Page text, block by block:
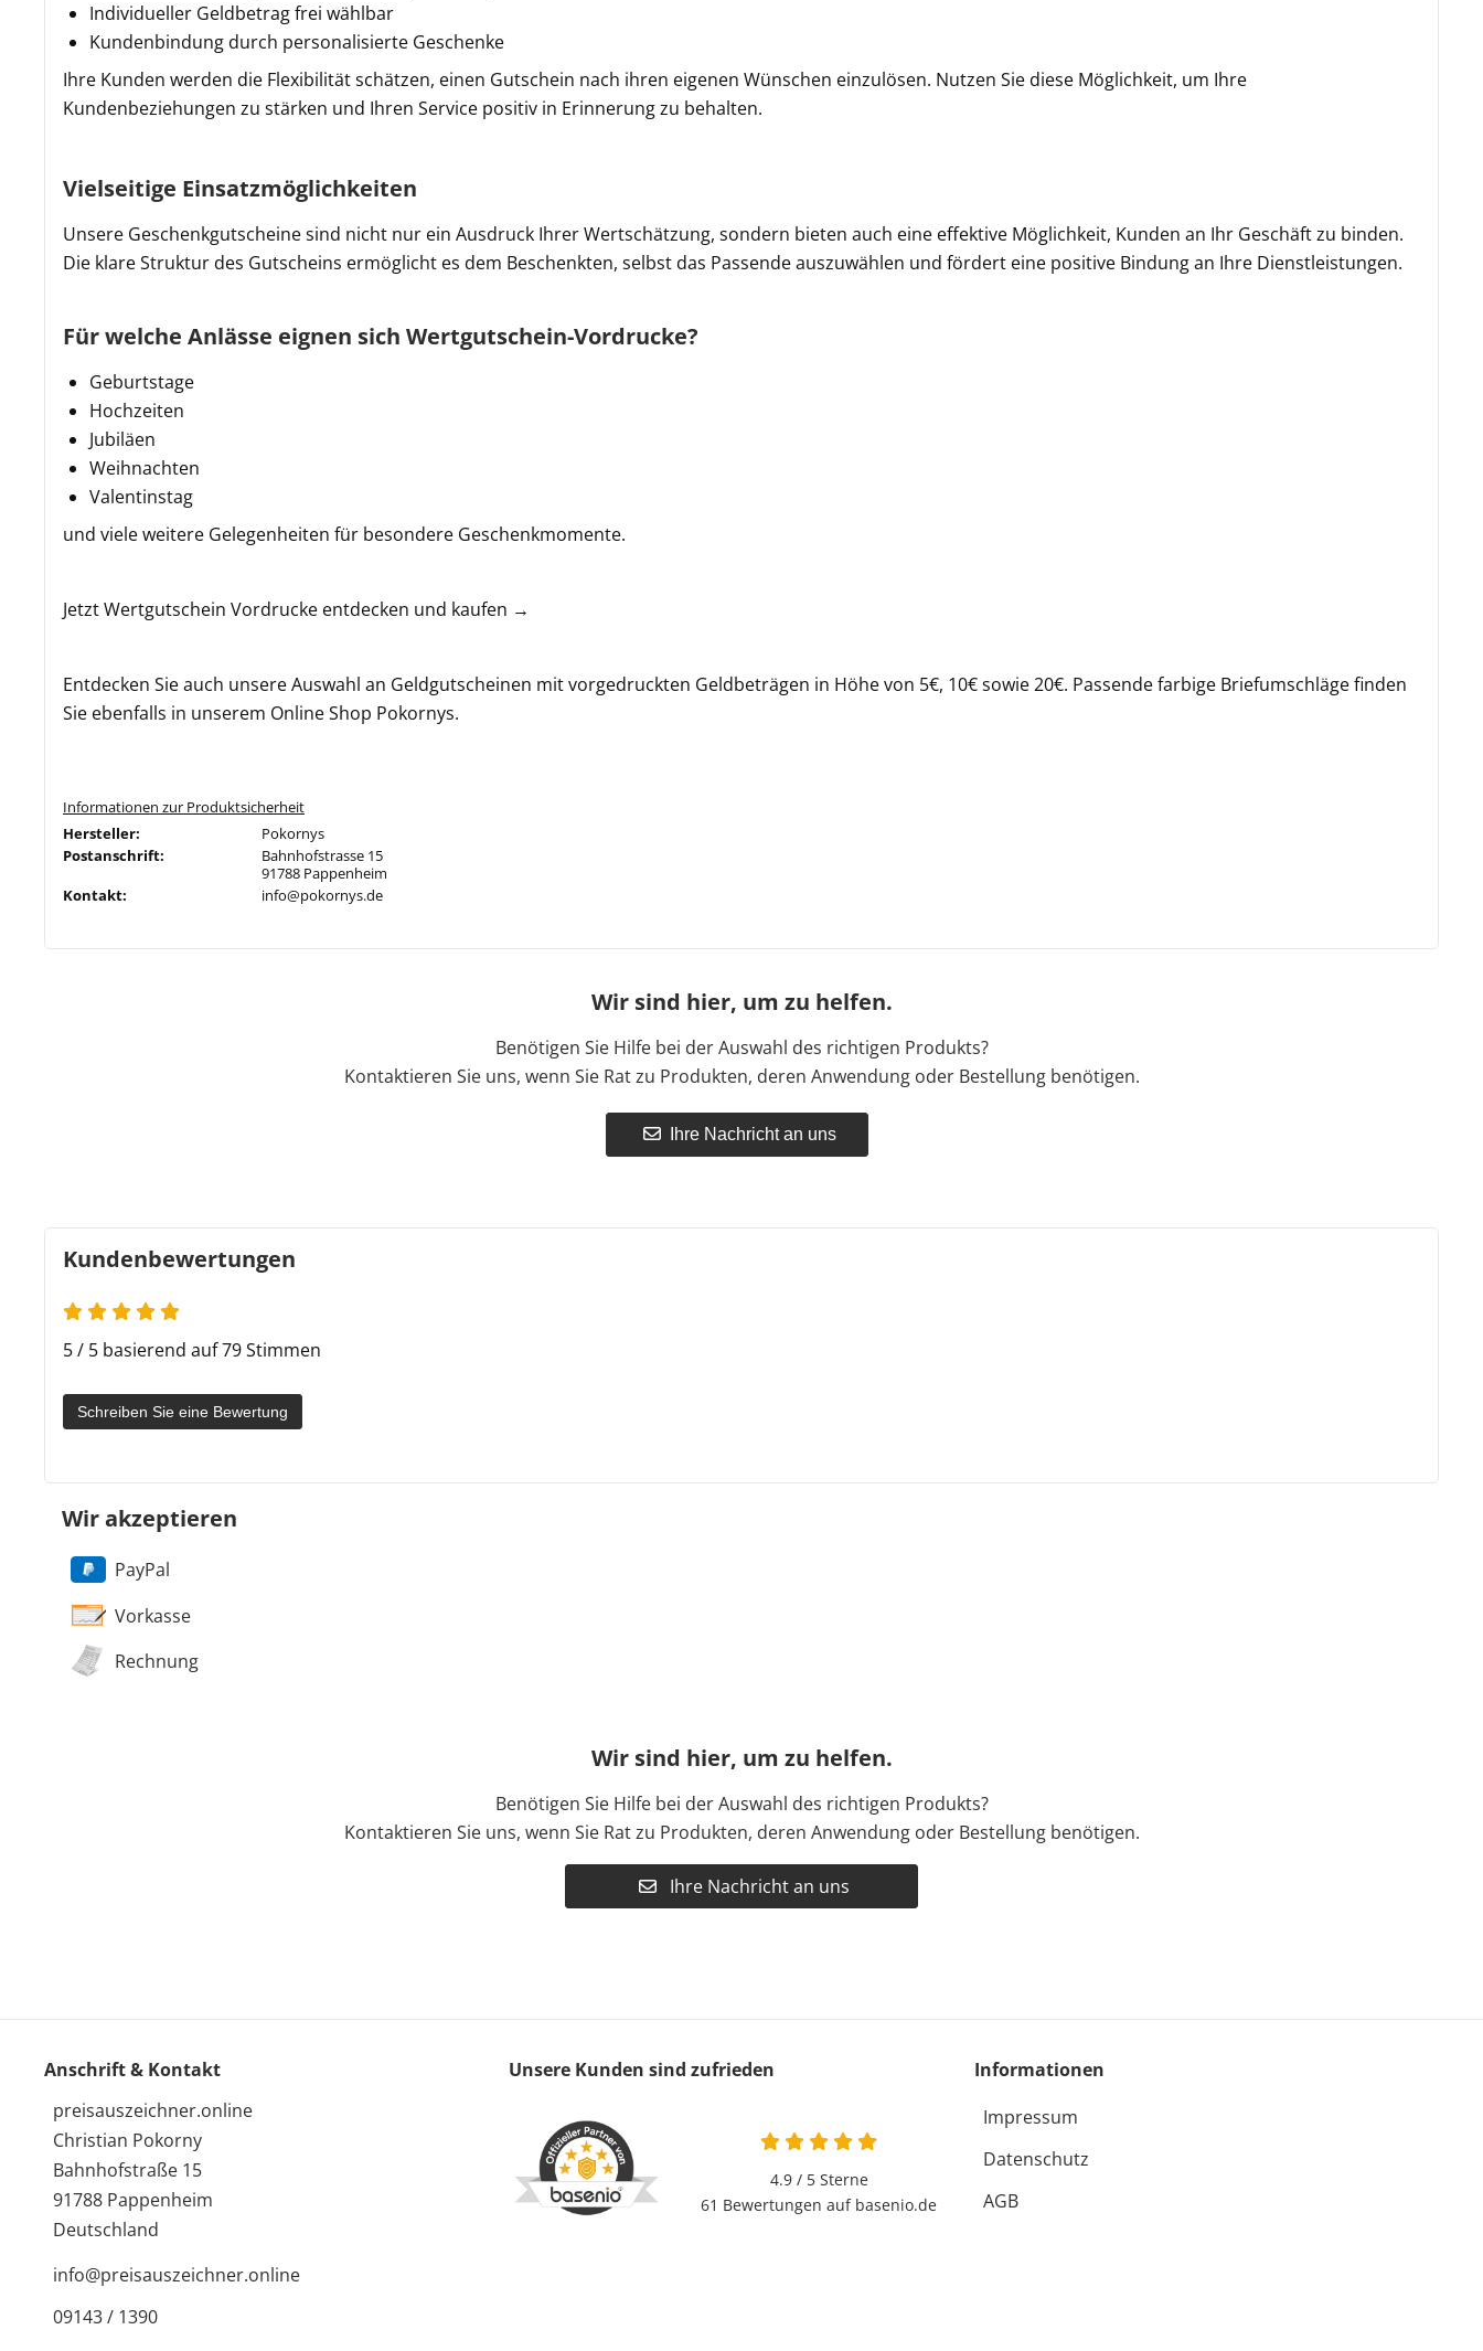
Individueller Geldbetrag frei wählbar
Kundenbindung durch personalisierte Geschenke
Ihre Kunden werden die Flexibilität schätzen, einen Gutschein nach ihren eigenen Wünschen einzulösen. Nutzen Sie diese Möglichkeit, um Ihre
Kundenbeziehungen zu stärken und Ihren Service positiv in Erinnerung zu behalten.
Vielseitige Einsatzmöglichkeiten
Unsere Geschenkgutscheine sind nicht nur ein Ausdruck Ihrer Wertschätzung, sondern bieten auch eine effektive Möglichkeit, Kunden an Ihr Geschäft zu binden.
Die klare Struktur des Gutscheins ermöglicht es dem Beschenkten, selbst das Passende auszuwählen und fördert eine positive Bindung an Ihre Dienstleistungen.
Für welche Anlässe eignen sich Wertgutschein-Vordrucke?
Geburtstage
Hochzeiten
Jubiläen
Weihnachten
Valentinstag
und viele weitere Gelegenheiten für besondere Geschenkmomente.
Jetzt Wertgutschein Vordrucke entdecken und kaufen →
Entdecken Sie auch unsere Auswahl an Geldgutscheinen mit vorgedruckten Geldbeträgen in Höhe von 5€, 10€ sowie 20€. Passende farbige Briefumschläge finden
Sie ebenfalls in unserem Online Shop Pokornys.
Informationen zur Produktsicherheit
Hersteller:
Pokornys
Postanschrift:
Bahnhofstrasse 15
91788 Pappenheim
Kontakt:
info@pokornys.de
Wir sind hier, um zu helfen.
Benötigen Sie Hilfe bei der Auswahl des richtigen Produkts?
Kontaktieren Sie uns, wenn Sie Rat zu Produkten, deren Anwendung oder Bestellung benötigen.
Ihre Nachricht an uns
Kundenbewertungen
5 / 5 basierend auf 79 Stimmen
Schreiben Sie eine Bewertung
Wir akzeptieren
PayPal
Vorkasse
Rechnung
Wir sind hier, um zu helfen.
Benötigen Sie Hilfe bei der Auswahl des richtigen Produkts?
Kontaktieren Sie uns, wenn Sie Rat zu Produkten, deren Anwendung oder Bestellung benötigen.
Ihre Nachricht an uns
Anschrift & Kontakt
preisauszeichner.online
Christian Pokorny
Bahnhofstraße 15
91788 Pappenheim
Deutschland
info@preisauszeichner.online
09143 / 1390
Unsere Kunden sind zufrieden
4.9 / 5Sterne
61 Bewertungen auf basenio.de
Informationen
Impressum
Datenschutz
AGB